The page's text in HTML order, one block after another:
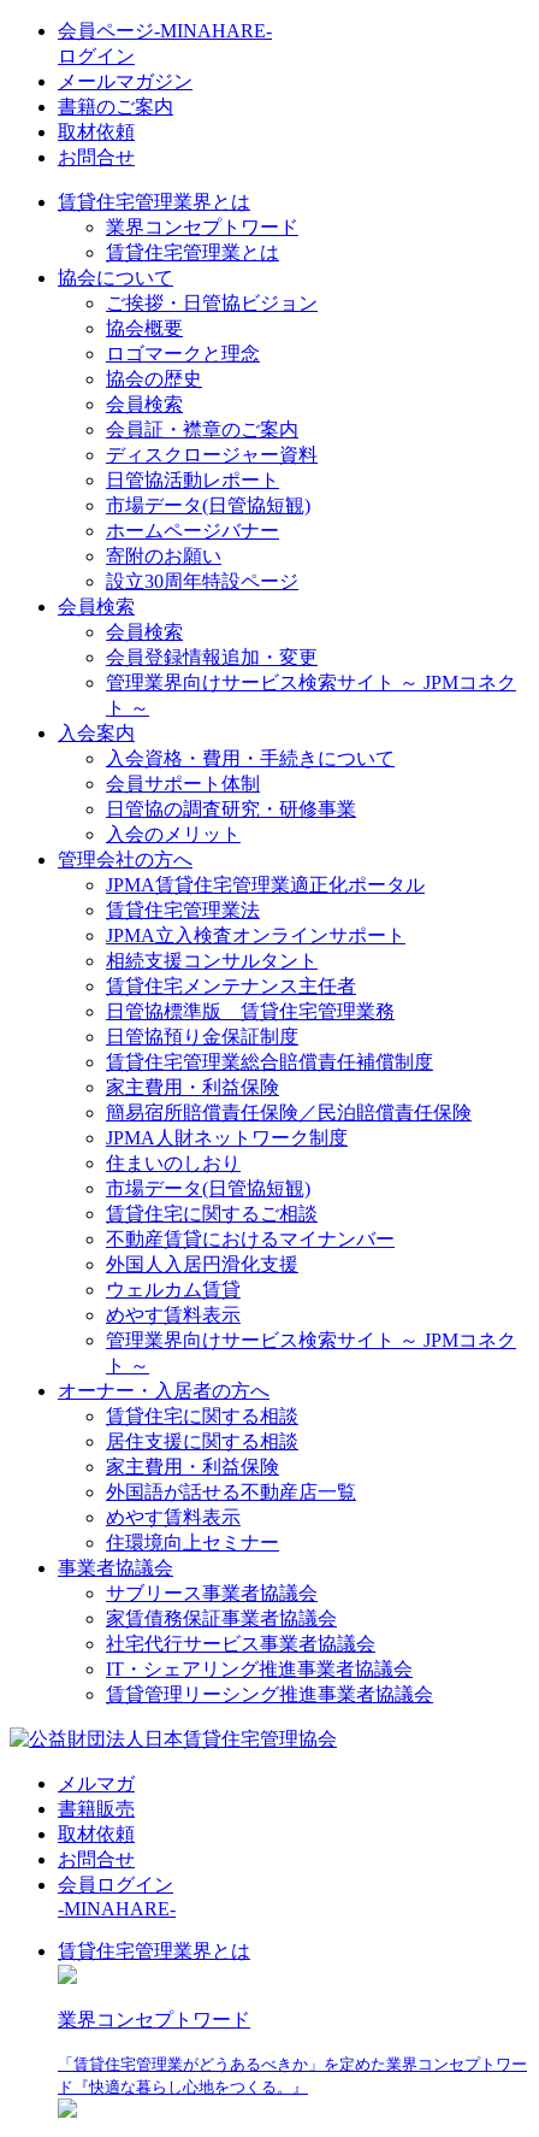
会員ページ-MINAHARE-
ログイン
メールマガジン
書籍のご案内
取材依頼
お問合せ
賃貸住宅管理業界とは
業界コンセプトワード
賃貸住宅管理業とは
協会について
ご挨拶・日管協ビジョン
協会概要
ロゴマークと理念
協会の歴史
会員検索
会員証・襟章のご案内
ディスクロージャー資料
日管協活動レポート
市場データ(日管協短観)
ホームページバナー
寄附のお願い
設立30周年特設ページ
会員検索
会員検索
会員登録情報追加・変更
管理業界向けサービス検索サイト ～ JPMコネク
ト ～
入会案内
入会資格・費用・手続きについて
会員サポート体制
日管協の調査研究・研修事業
入会のメリット
管理会社の方へ
JPMA賃貸住宅管理業適正化ポータル
賃貸住宅管理業法
JPMA立入検査オンラインサポート
相続支援コンサルタント
賃貸住宅メンテナンス主任者
日管協標準版 賃貸住宅管理業務
日管協預り金保証制度
賃貸住宅管理業総合賠償責任補償制度
家主費用・利益保険
簡易宿所賠償責任保険／民泊賠償責任保険
JPMA人財ネットワーク制度
住まいのしおり
市場データ(日管協短観)
賃貸住宅に関するご相談
不動産賃貸におけるマイナンバー
外国人入居円滑化支援
ウェルカム賃貸
めやす賃料表示
管理業界向けサービス検索サイト ～ JPMコネク
ト ～
オーナー・入居者の方へ
賃貸住宅に関する相談
居住支援に関する相談
家主費用・利益保険
外国語が話せる不動産店一覧
めやす賃料表示
住環境向上セミナー
事業者協議会
サブリース事業者協議会
家賃債務保証事業者協議会
社宅代行サービス事業者協議会
IT・シェアリング推進事業者協議会
賃貸管理リーシング推進事業者協議会
メルマガ
書籍販売
取材依頼
お問合せ
会員ログイン
-MINAHARE-
賃貸住宅管理業界とは
業界コンセプトワード
「賃貸住宅管理業がどうあるべきか」を定めた業界コンセプトワー
ド『快適な暮らし心地をつくる。』